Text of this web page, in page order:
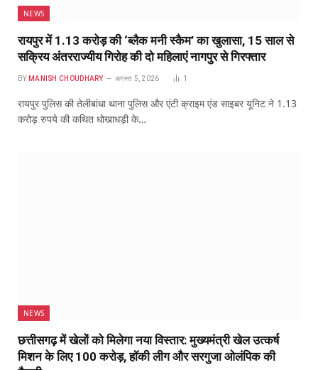
NEWS
रायपुर में 1.13 करोड़ की ‘ब्लैक मनी स्कैम’ का खुलासा, 15 साल से
सक्रिय अंतरराज्यीय गिरोह की दो महिलाएं नागपुर से गिरफ्तार
BY MANISH CHOUDHARY अगस्त 5, 2026 1
रायपुर पुलिस की तेलीबांधा थाना पुलिस और एंटी क्राइम एंड साइबर यूनिट ने 1.13
करोड़ रुपये की कथित धोखाधड़ी के…
NEWS
छत्तीसगढ़ में खेलों को मिलेगा नया विस्तार: मुख्यमंत्री खेल उत्कर्ष
मिशन के लिए 100 करोड़, हॉकी लीग और सरगुजा ओलंपिक की